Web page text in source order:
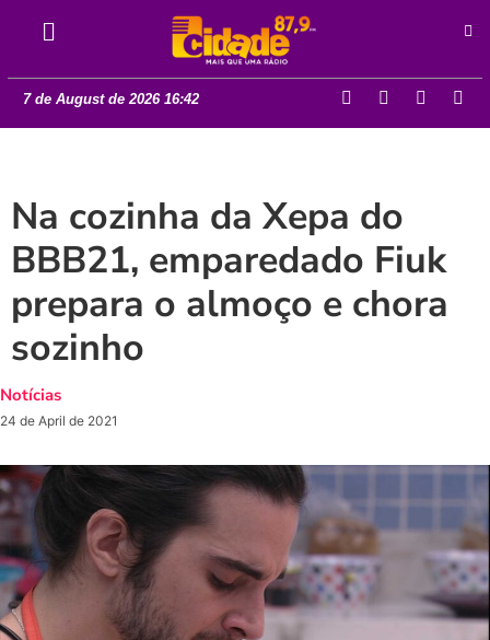
7 de August de 2026 16:42
Na cozinha da Xepa do
BBB21, emparedado Fiuk
prepara o almoço e chora
sozinho
Notícias
24 de April de 2021